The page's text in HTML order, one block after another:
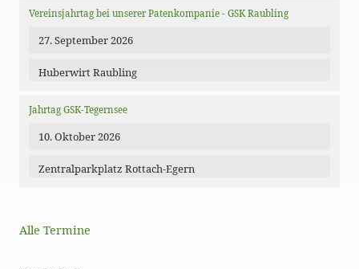
Vereinsjahrtag bei unserer Patenkompanie - GSK Raubling
27. September 2026
Huberwirt Raubling
Jahrtag GSK-Tegernsee
10. Oktober 2026
Zentralparkplatz Rottach-Egern
Alle Termine